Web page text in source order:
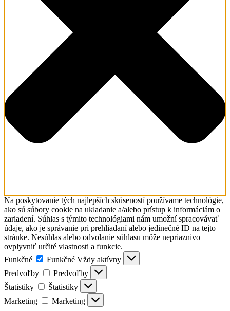
Na poskytovanie tých najlepších skúseností používame technológie,
ako sú súbory cookie na ukladanie a/alebo prístup k informáciám o
zariadení. Súhlas s týmito technológiami nám umožní spracovávať
údaje, ako je správanie pri prehliadaní alebo jedinečné ID na tejto
stránke. Nesúhlas alebo odvolanie súhlasu môže nepriaznivo
ovplyvniť určité vlastnosti a funkcie.
Funkčné
Funkčné Vždy aktívny
Predvoľby
Predvoľby
Štatistiky
Štatistiky
Marketing
Marketing